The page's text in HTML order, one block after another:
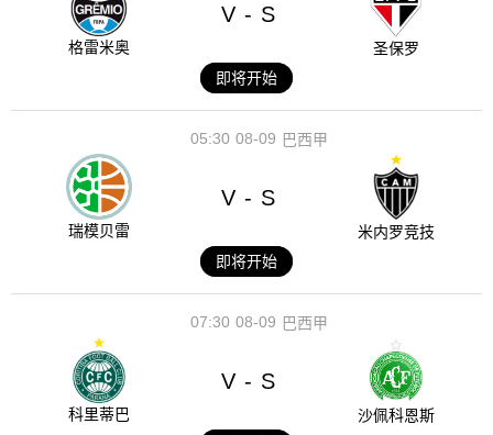
格雷米奥
V - S
圣保罗
即将开始
08-09
05:30 巴西甲
瑞模贝雷
V - S
米内罗竞技
即将开始
08-09
07:30 巴西甲
科里蒂巴
V - S
沙佩科恩斯